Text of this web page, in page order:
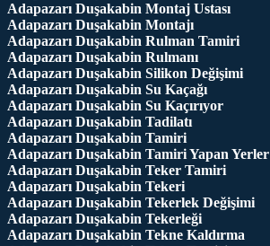
Adapazarı Duşakabin Montaj Ustası
Adapazarı Duşakabin Montajı
Adapazarı Duşakabin Rulman Tamiri
Adapazarı Duşakabin Rulmanı
Adapazarı Duşakabin Silikon Değişimi
Adapazarı Duşakabin Su Kaçağı
Adapazarı Duşakabin Su Kaçırıyor
Adapazarı Duşakabin Tadilatı
Adapazarı Duşakabin Tamiri
Adapazarı Duşakabin Tamiri Yapan Yerler
Adapazarı Duşakabin Teker Tamiri
Adapazarı Duşakabin Tekeri
Adapazarı Duşakabin Tekerlek Değişimi
Adapazarı Duşakabin Tekerleği
Adapazarı Duşakabin Tekne Kaldırma